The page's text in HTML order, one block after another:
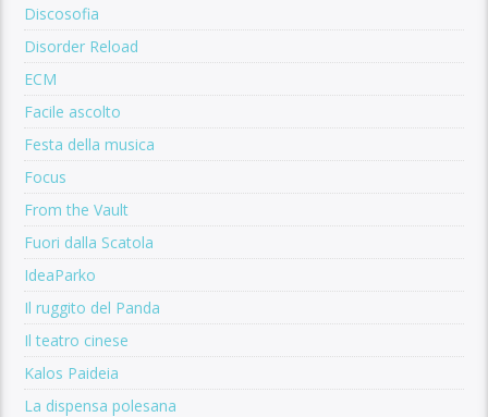
Discosofia
Disorder Reload
ECM
Facile ascolto
Festa della musica
Focus
From the Vault
Fuori dalla Scatola
IdeaParko
Il ruggito del Panda
Il teatro cinese
Kalos Paideia
La dispensa polesana